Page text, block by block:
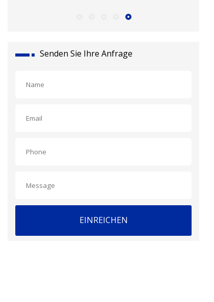
Senden Sie Ihre Anfrage
EINREICHEN